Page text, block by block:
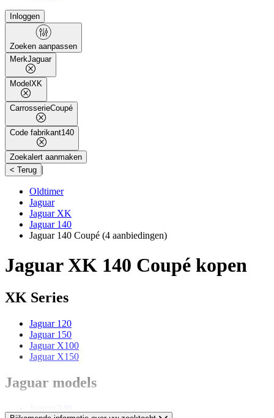
Inloggen
Zoeken aanpassen
MerkJaguar
ModelXK
CarrosserieCoupé
Code fabrikant140
Zoekalert aanmaken
< Terug |
Oldtimer
Jaguar
Jaguar XK
Jaguar 140
Jaguar 140 Coupé (4 aanbiedingen)
Jaguar XK 140 Coupé kopen
XK Series
Jaguar 120
Jaguar 150
Jaguar X100
Jaguar X150
Jaguar models